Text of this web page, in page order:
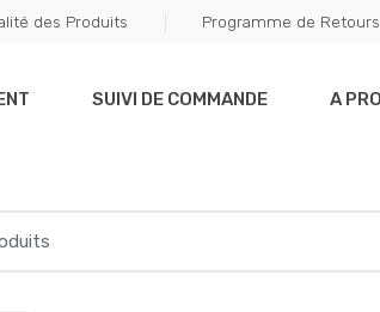
des Produits Programme de
SUIVI DE COMMANDE A